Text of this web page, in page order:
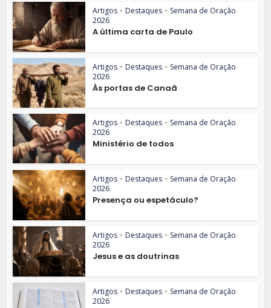
Artigos • Destaques • Semana de Oração
2026
A última carta de Paulo
Artigos • Destaques • Semana de Oração
2026
Às portas de Canaã
Artigos • Destaques • Semana de Oração
2026
Ministério de todos
Artigos • Destaques • Semana de Oração
2026
Presença ou espetáculo?
Artigos • Destaques • Semana de Oração
2026
Jesus e as doutrinas
Artigos • Destaques • Semana de Oração
2026